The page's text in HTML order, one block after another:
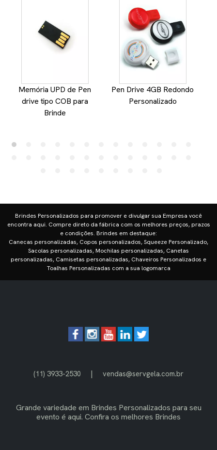
Memória UPD de Pen
drive tipo COB para
Brinde
Pen Drive 4GB Redondo
Personalizado
Brindes Personalizados para promover e divulgar sua Empresa você
encontra aqui. Compre direto da fábrica com os melhores preços, prazos
e condições. Brindes em destaque:
Canecas personalizadas, Copos personalizados, Squeeze Personalizado,
Sacolas personalizadas, Mochilas personalizadas, Canetas
personalizadas, Camisetas personalizadas, Chaveiros Personalizados e
Toalhas Personalizadas com a sua logomarca
(11) 3933-2530 | vendas@servgela.com.br
Grande variedade em Brindes Personalizados para seu
evento é aqui. Confira os melhores Brindes